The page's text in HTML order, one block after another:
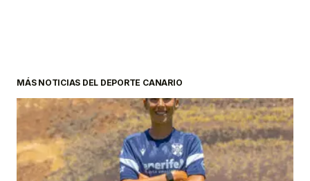
MÁS NOTICIAS DEL DEPORTE CANARIO